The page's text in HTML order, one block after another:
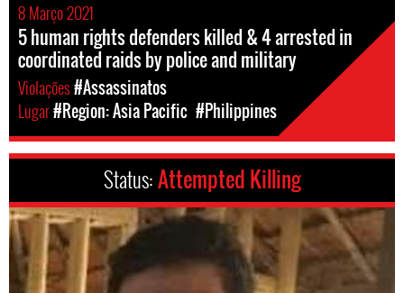
8 Março 2021
5 human rights defenders killed & 4 arrested in
coordinated raids by police and military
Violações#Assassinatos
Lugar#Region: Asia Pacific #Philippines
Status:Attempted Killing